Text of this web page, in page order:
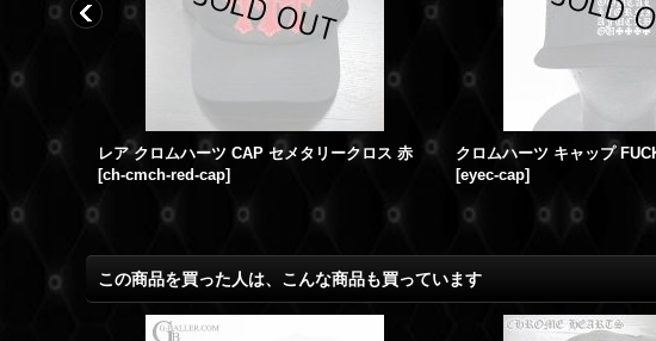
セメタリークロスキャップ カモフラ 国内在庫無
レア クロムハーツ CAP セメタリークロス 赤
[ch-cmch-red-cap]
[eyec-cap]
この商品を買った人は、こんな商品も買っています